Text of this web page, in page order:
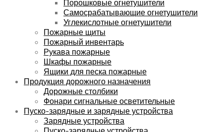
Порошковые огнетушители
Самосрабатывающие огнетушители
Углекислотные огнетушители
Пожарные щиты
Пожарный инвентарь
Рукава пожарные
Шкафы пожарные
Ящики для песка пожарные
Продукция дорожного назначения
Дорожные столбики
Фонари сигнальные осветительные
Пуско-зарядные и зарядные устройства
Зарядные устройства